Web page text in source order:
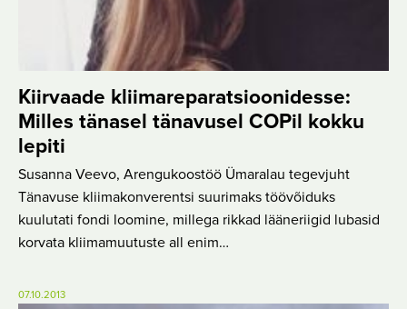
Kiirvaade kliimareparatsioonidesse:
Milles tänasel tänavusel COPil kokku
lepiti
Susanna Veevo, Arengukoostöö Ümaralau tegevjuht
Tänavuse kliimakonverentsi suurimaks töövõiduks
kuulutati fondi loomine, millega rikkad lääneriigid lubasid
korvata kliimamuutuste all enim…
07.10.2013